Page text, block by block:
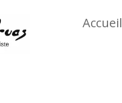
Accueil